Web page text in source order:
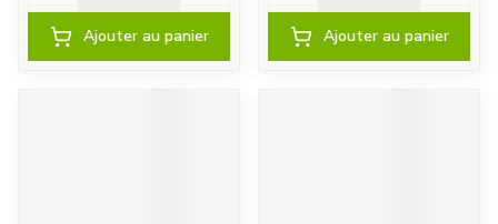
Ajouter au panier Ajouter au panier